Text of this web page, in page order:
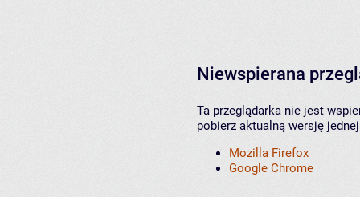
Niewspierana
Ta przeglądarka nie jest
pobierz aktualną wersję
Mozilla Firefox
Google Chrome